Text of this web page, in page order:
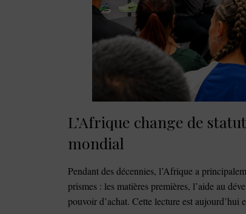
L’Afrique change de
mondial
Pendant des décennies, l’Afrique a
prismes : les matières premières, l’aide au
pouvoir d’achat. Cette lecture est aujourd’hui